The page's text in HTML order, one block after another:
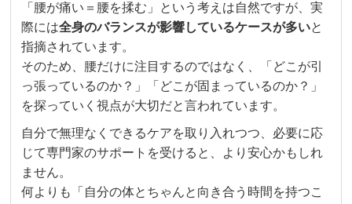
「腰が痛い＝腰を揉む」という考えは自然ですが、実
際には全身のバランスが影響しているケースが多いと
指摘されています。
そのため、腰だけに注目するのではなく、「どこが引
っ張っているのか？」「どこが固まっているのか？」
を探っていく視点が大切だと言われています。
自分で無理なくできるケアを取り入れつつ、必要に応
じて専門家のサポートを受けると、より安心かもしれ
ません。
何よりも「自分の体とちゃんと向き合う時間を持つこ